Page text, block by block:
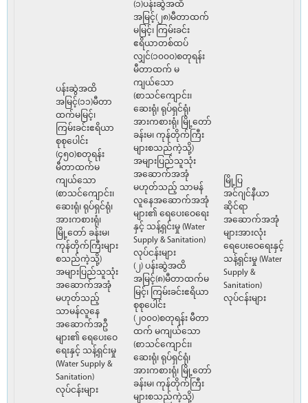
ပန်းဆွဲအထိ
အမြင့်(၁၁)မီတာ
ထက်မမြင့်၊
ကြမ်းခင်းဧရိယာ
စုစုပေါင်း
(၄၅၀)စတုရန်း
မီတာထက်မ
ကျယ်သော
(စာသင်ကျောင်း၊
ဆေးရုံ၊ ရုပ်ရှင်ရုံ၊
အားကစားရုံ၊
မြို့တော် ခန်းမ၊
ကုန်တိုက်ကြီးများ
စသည်ကဲ့သို့)
အများပြည်သူသုံး
အဆောက်အအုံ
မဟုတ်သည့်
သာမန်လူနေ
အဆောက်အဦ
များ၏ ရေပေးဝေ
ရေးနှင့် သန့်ရှင်းမှု
(Water Supply &
Sanitation)
လုပ်ငန်းများ
(၁)ပန်းဆွဲအထိ
အမြင့်(၂၈)မီတာထက်
မမြင့်၊ ကြမ်းခင်း
ဧရိယာတစ်ထပ်
လျှင်(၁၀၀၀)စတုရန်း
မီတာထက် မ
ကျယ်သော
(စာသင်ကျောင်း၊
ဆေးရုံ၊ ရုပ်ရှင်ရုံ၊
အားကစားရုံ၊ မြို့တော်
ခန်းမ၊ ကုန်တိုက်ကြီး
များစသည်ကဲ့သို့)
အများပြည်သူသုံး
အဆောက်အအုံ
မဟုတ်သည့် သာမန်
လူနေအဆောက်အအုံ
များ၏ ရေပေးဝေရေး
နှင့် သန့်ရှင်းမှု (Water
Supply & Sanitation)
လုပ်ငန်းများ
(၂) ပန်းဆွဲအထိ
အမြင့်(၈)မီတာထက်မ
မြင့်၊ ကြမ်းခင်းဧရိယာ
စုစုပေါင်း
(၂၀၀၀)စတုရန်း မီတာ
ထက် မကျယ်သော
(စာသင်ကျောင်း၊
ဆေးရုံ၊ ရုပ်ရှင်ရုံ၊
အားကစားရုံ၊ မြို့တော်
ခန်းမ၊ ကုန်တိုက်ကြီး
များစသည်ကဲ့သို့)
မြို့ပြ
အင်ဂျင်နီယာ
ဆိုင်ရာ
အဆောက်အအုံ
များအားလုံး
ရေပေးဝေရေးနှင့်
သန့်ရှင်းမှု (Water
Supply &
Sanitation)
လုပ်ငန်းများ